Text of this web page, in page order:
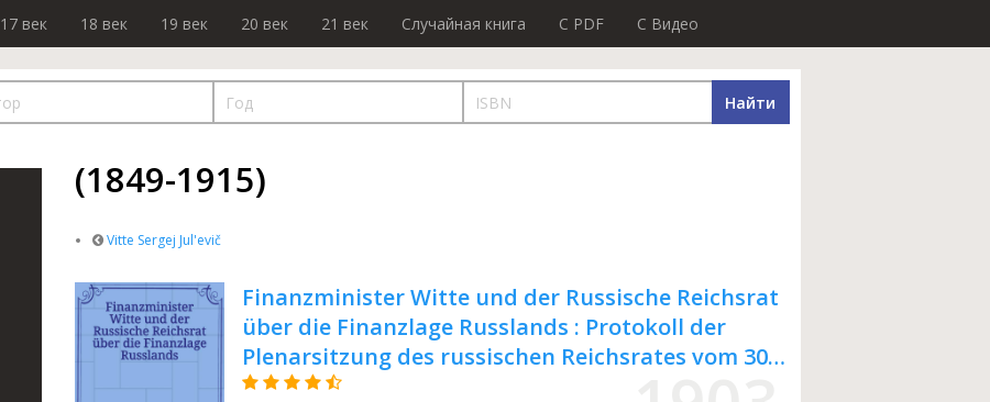
17 век 18 век 19 век 20 век 21 век Случайная книга C PDF C Видео
Найти
(1849-1915)
Vitte Sergej Jul'evič
Finanzminister Witte und der Russische Reichsrat
über die Finanzlage Russlands : Protokoll der
Plenarsitzung des russischen Reichsrates vom 30
Desemb.1902(12 Jan.1903)